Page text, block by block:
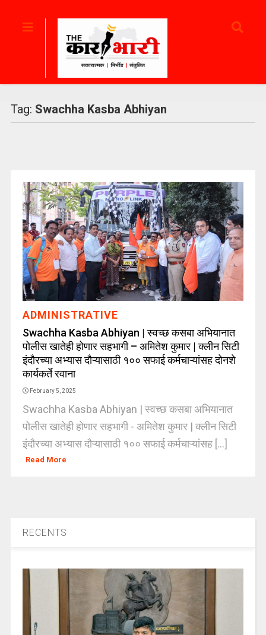
Tag: Swachha Kasba Abhiyan
ADMINISTRATIVE
Swachha Kasba Abhiyan | स्वच्छ कसबा अभियानात
पोलीस खातेही होणार सहभागी – अमितेश कुमार | क्लीन सिटी
इंदौरच्या अभ्यास दौऱ्यासाठी १०० सफाई कर्मचाऱ्यांसह दोनशे
कार्यकर्ते रवाना
February 5, 2025
Swachha Kasba Abhiyan | स्वच्छ कसबा अभियानात
पोलीस खातेही होणार सहभागी - अमितेश कुमार | क्लीन सिटी
इंदौरच्या अभ्यास दौऱ्यासाठी १०० सफाई कर्मचाऱ्यांसह [...]
Read More
RECENTS